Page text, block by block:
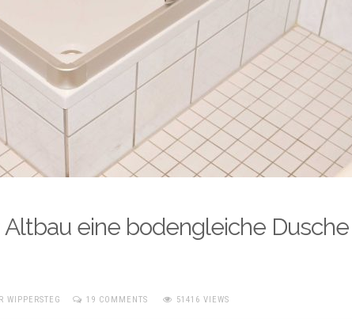
eine bodengleiche Dusche
WIPPERSTEG 19 COMMENTS 51416 VIEWS